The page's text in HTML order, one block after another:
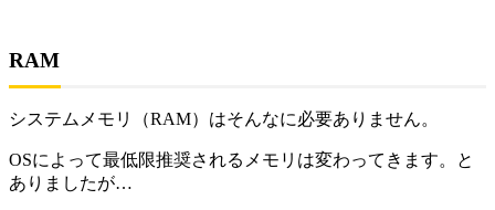
RAM
システムメモリ（RAM）はそんなに必要ありません。
OSによって最低限推奨されるメモリは変わってきます。と
ありましたが…